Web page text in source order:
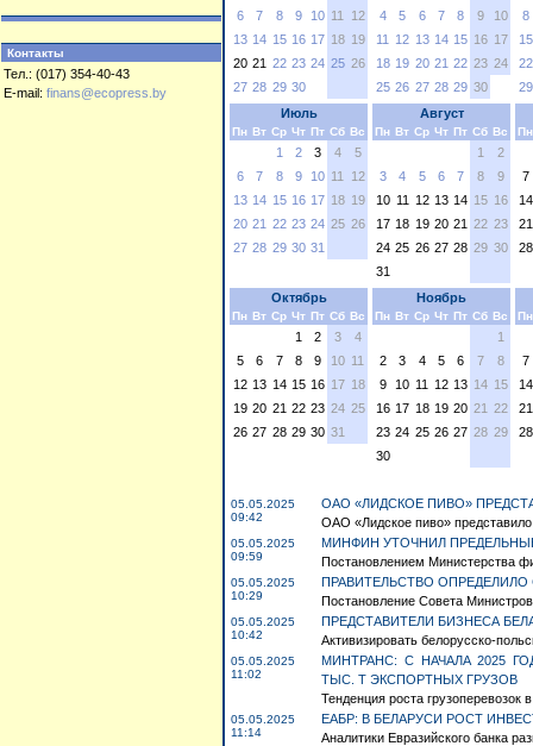
Контакты
Тел.: (017) 354-40-43
E-mail: finans@ecopress.by
6
7 8 9 10 11
12
13 14 15 16 17 18 19
20 21 22 23 24 25 26
27 28 29 30
4
5 6 7 8 9
10
11
12 13 14 15 16 17
18 19 20 21 22 23 24
25 26 27 28 29 30
8
15
22
29
Июль
Пн Вт Ср Чт Пт Сб Вс
1 2 3 4
5
6
7 8 9 10 11
12
13 14 15 16 17 18 19
20 21 22 23 24 25 26
27 28 29 30 31
Август
Пн Вт Ср Чт Пт Сб Вс
1
2
3
4 5 6 7 8
9
10 11 12 13 14 15 16
17 18 19 20 21 22 23
24 25 26 27 28 29 30
31
Пн
7
14
21
28
Октябрь
Пн Вт Ср Чт Пт Сб Вс
1 2 3
4
5
6 7 8 9 10 11
12 13 14 15 16 17 18
19 20 21 22 23 24 25
26 27 28 29 30 31
Ноябрь
Пн Вт Ср Чт Пт Сб Вс
1
2
3 4 5 6 7
8
9
10 11 12 13 14 15
16 17 18 19 20 21 22
23 24 25 26 27 28 29
30
Пн
7
14
21
28
05.05.2025
09:42
ОАО «ЛИДСКОЕ ПИВО»
ОАО «Лидское пиво»
05.05.2025
09:59
МИНФИН УТОЧНИЛ
Постановлением Министерства
05.05.2025
10:29
ПРАВИТЕЛЬСТВО
Постановление Совета
05.05.2025
10:42
ПРЕДСТАВИТЕЛИ БИЗНЕСА
Активизировать белорусско-
05.05.2025
11:02
МИНТРАНС: С НАЧАЛА 2025
ТЫС. Т ЭКСПОРТНЫХ ГРУЗОВ
Тенденция роста грузоперевозок
05.05.2025
11:14
ЕАБР: В БЕЛАРУСИ РОСТ
Аналитики Евразийского банка